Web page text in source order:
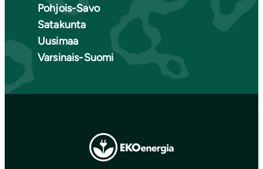
Pohjois-Savo
Satakunta
Uusimaa
Varsinais-Suomi